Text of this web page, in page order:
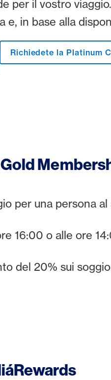
per il vostro
e, in base alla
Richiedete la Platinum
per una persona
16:00 o alle ore
del 20% sui